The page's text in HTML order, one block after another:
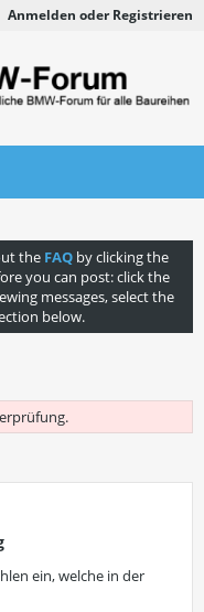
Anmelden oder Registrieren
the FAQ by clicking the
you can post: click the
messages, select the
below.
ein, welche in der